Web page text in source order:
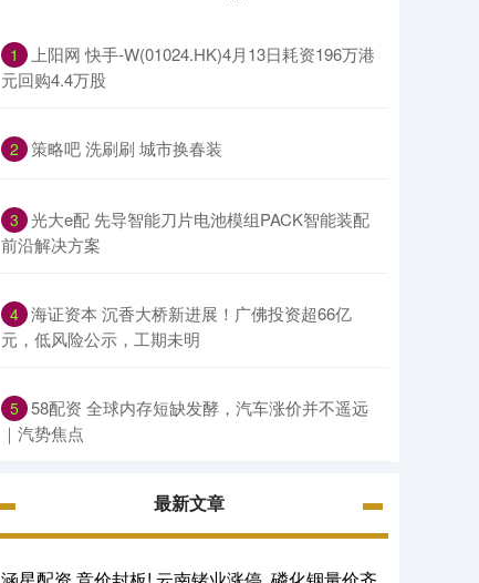
1
上阳网 快手-W(01024.HK)4月13日耗资196万港
元回购4.4万股
2 策略吧 洗刷刷 城市换春装
3 光大e配 先导智能刀片电池模组PACK智能装配
前沿解决方案
4 海证资本 沉香大桥新进展！广佛投资超66亿
元，低风险公示，工期未明
5 58配资 全球内存短缺发酵，汽车涨价并不遥远
｜汽势焦点
最新文章